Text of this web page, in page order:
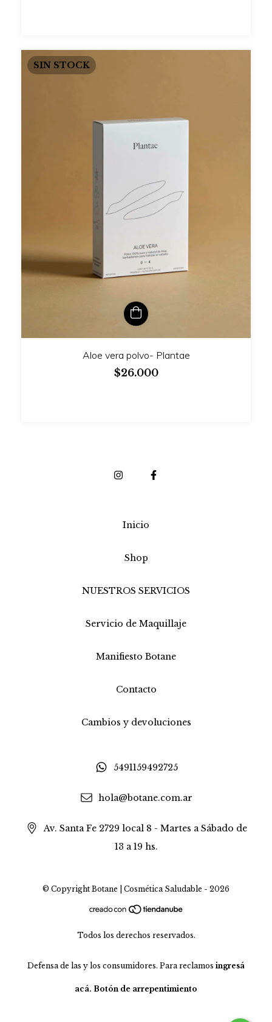
SIN STOCK
Aloe vera polvo- Plantae
$26.000
Inicio
Shop
NUESTROS SERVICIOS
Servicio de Maquillaje
Manifiesto Botane
Contacto
Cambios y devoluciones
5491159492725
hola@botane.com.ar
Av. Santa Fe 2729 local 8 - Martes a Sábado de
13 a 19 hs.
© Copyright Botane | Cosmética Saludable - 2026
Todos los derechos reservados.
Defensa de las y los consumidores. Para reclamos ingresá
acá. Botón de arrepentimiento